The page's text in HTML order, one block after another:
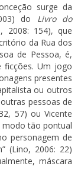
surge da
do Livro do
2008: 154), que
da Rua dos
de Pessoa, é,
ficções. Um jogo
presentes
ou outros
pessoas de
57) ou Vicente
modo tão pontual
personagem de
(Lino, 2006: 22)
máscara